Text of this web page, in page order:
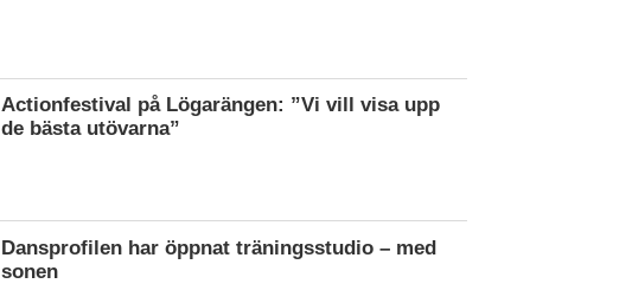
Actionfestival på Lögarängen: ”Vi vill visa upp
de bästa utövarna”
Dansprofilen har öppnat träningsstudio – med
sonen